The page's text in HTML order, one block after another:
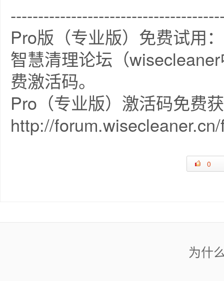
Pro版（专业版）免费试用：
智慧清理论坛（
费激活码。
Pro（专业版）激活码免费
http://
0
为什